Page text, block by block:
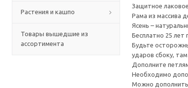
Растения и кашпо
Товары вышедшие из
ассортимента
Защитное
Рама из массива
Ясень –
Бесплатно 25
Будьте
ударов сбоку,
Дополните
Необходимо
Можно дополнить